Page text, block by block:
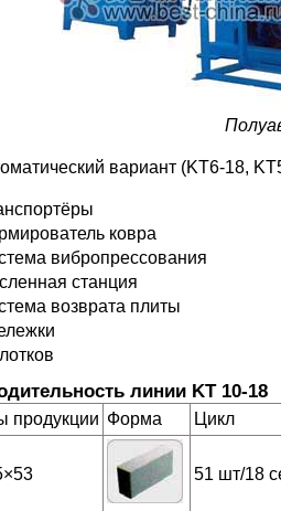
вариант (KT6-18,
ковра
вибропрессования
станция
возврата плиты
линии KT 10-18
продукции Форма Цикл
51 шт/18